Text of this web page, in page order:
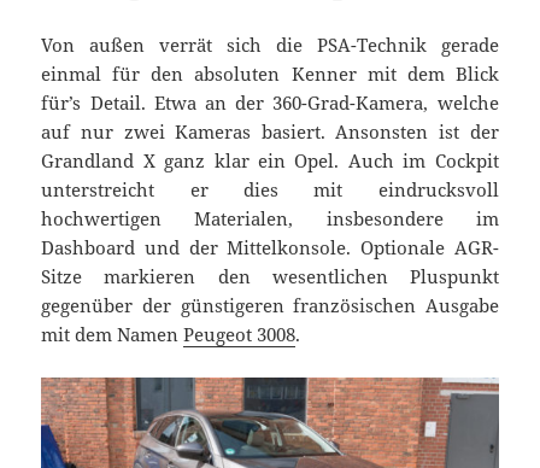
Von außen verrät sich die PSA-Technik gerade
einmal für den absoluten Kenner mit dem Blick
für’s Detail. Etwa an der 360-Grad-Kamera, welche
auf nur zwei Kameras basiert. Ansonsten ist der
Grandland X ganz klar ein Opel. Auch im Cockpit
unterstreicht er dies mit eindrucksvoll
hochwertigen Materialen, insbesondere im
Dashboard und der Mittelkonsole. Optionale AGR-
Sitze markieren den wesentlichen Pluspunkt
gegenüber der günstigeren französischen Ausgabe
mit dem NamenPeugeot 3008.